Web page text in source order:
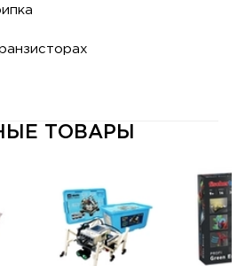
ТОВАРЫ